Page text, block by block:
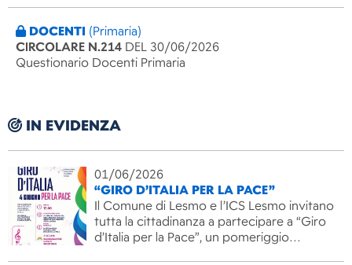
DOCENTI (Primaria)
CIRCOLARE N.214 DEL 30/06/2026
Questionario Docenti Primaria
IN EVIDENZA
01/06/2026
“GIRO D’ITALIA PER LA PACE”
Il Comune di Lesmo e l’ICS Lesmo invitano
tutta la cittadinanza a partecipare a “Giro
d’Italia per la Pace”, un pomeriggio…